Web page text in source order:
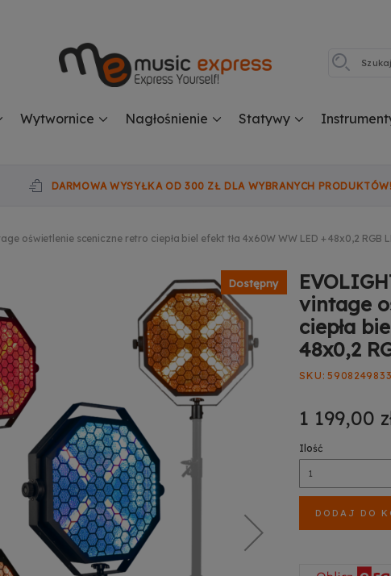
Wytwornice Nagłośnienie Statywy
DARMOWA WYSYŁKA OD 300 ZŁ DLA WYBRANYCH
oświetlenie sceniczne retro ciepła biel efekt tła 4x60W WW LED + 48x0,2 RGB
Dostępny
vintage
ciepła
48x0,2
SKU
1 199,00
Ilość
DODAJ DO